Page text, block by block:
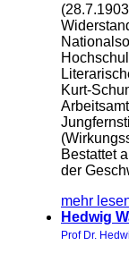
Kurt-
Bestattet
der
mehr
Hedwig
Prof Dr.